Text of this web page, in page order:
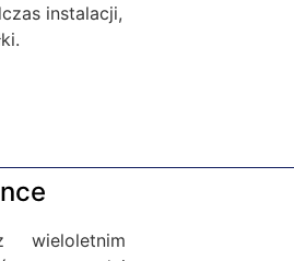
instalacji,